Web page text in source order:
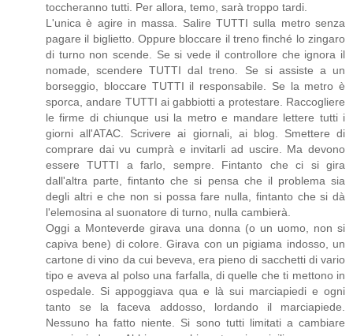
toccheranno tutti. Per allora, temo, sarà troppo tardi.
L'unica è agire in massa. Salire TUTTI sulla metro senza
pagare il biglietto. Oppure bloccare il treno finché lo zingaro
di turno non scende. Se si vede il controllore che ignora il
nomade, scendere TUTTI dal treno. Se si assiste a un
borseggio, bloccare TUTTI il responsabile. Se la metro è
sporca, andare TUTTI ai gabbiotti a protestare. Raccogliere
le firme di chiunque usi la metro e mandare lettere tutti i
giorni all'ATAC. Scrivere ai giornali, ai blog. Smettere di
comprare dai vu cumprà e invitarli ad uscire. Ma devono
essere TUTTI a farlo, sempre. Fintanto che ci si gira
dall'altra parte, fintanto che si pensa che il problema sia
degli altri e che non si possa fare nulla, fintanto che si dà
l'elemosina al suonatore di turno, nulla cambierà.
Oggi a Monteverde girava una donna (o un uomo, non si
capiva bene) di colore. Girava con un pigiama indosso, un
cartone di vino da cui beveva, era pieno di sacchetti di vario
tipo e aveva al polso una farfalla, di quelle che ti mettono in
ospedale. Si appoggiava qua e là sui marciapiedi e ogni
tanto se la faceva addosso, lordando il marciapiede.
Nessuno ha fatto niente. Si sono tutti limitati a cambiare